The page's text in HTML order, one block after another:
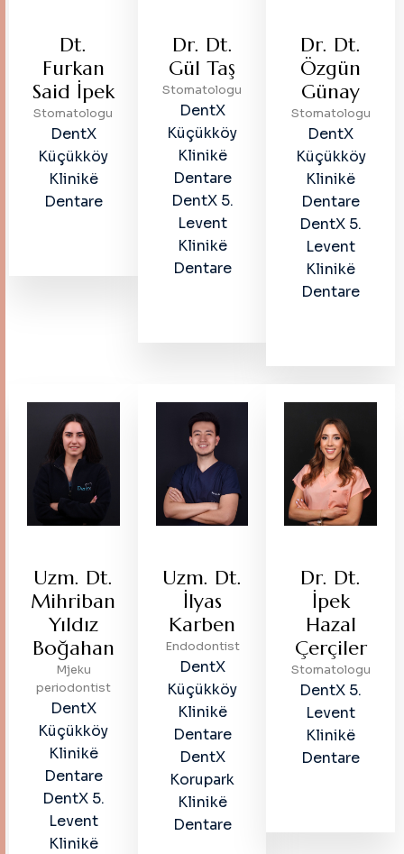
Dt.
Furkan
Said İpek
Stomatologu
DentX
Küçükköy
Klinikë
Dentare
Dr. Dt.
Gül Taş
Stomatologu
DentX
Küçükköy
Klinikë
Dentare
DentX 5.
Levent
Klinikë
Dentare
Dr. Dt.
Özgün
Günay
Stomatologu
DentX
Küçükköy
Klinikë
Dentare
DentX 5.
Levent
Klinikë
Dentare
Uzm. Dt.
Mihriban
Yıldız
Boğahan
Mjeku
periodontist
DentX
Küçükköy
Klinikë
Dentare
DentX 5.
Levent
Klinikë
Uzm. Dt.
İlyas
Karben
Endodontist
DentX
Küçükköy
Klinikë
Dentare
DentX
Korupark
Klinikë
Dentare
Dr. Dt.
İpek
Hazal
Çerçiler
Stomatologu
DentX 5.
Levent
Klinikë
Dentare